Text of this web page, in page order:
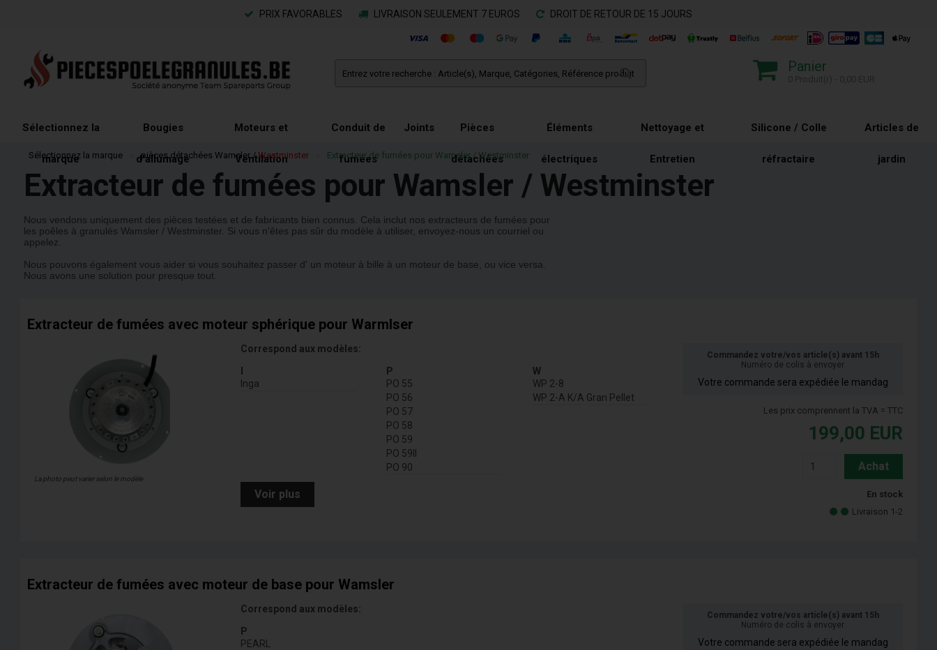
PRIX FAVORABLES LIVRAISON SEULEMENT 7 EUROS DROIT DE RETOUR DE 15 JOURS
Panier
Sélectionnez la
marque
Bougies
d'allumage
Moteurs et
Ventilation
Conduit de
fumées
Joints Pièces
détachées
Éléments
électriques
Nettoyage et
Entretien
Silicone / Colle
réfractaire
Articles de
jardin
Sélectionnez la marque pièces détachées Wamsler /Westminster Extracteur de fumées pour Wamsler / Westminster
Extracteur de fumées pour Wamsler / Westminster
Nous vendons uniquement des pièces testées et de fabricants bien connus. Cela inclut nos extracteurs de fumées pour
les poêles à granulés Wamsler / Westminster. Si vous n'êtes pas sûr du modèle à utiliser, envoyez-nous un courriel ou
appelez.
Nous pouvons également vous aider si vous souhaitez passer d' un moteur à bille à un moteur de base, ou vice versa.
Nous avons une solution pour presque tout.
Extracteur de fumées avec moteur sphérique pour Warmlser
La photo peut varier selon le modèle
Correspond aux modèles:
Inga
P
PO 55
PO 56
PO 57
PO 58
PO 59
PO 59II
PO 90
W
WP 2-8
WP 2-A K/A Gran Pellet
Voir plus
Commandez votre/vos article(s) avant 15h
Numéro de colis à envoyer
Votre commande sera expédiée le mandag
Les prix comprennent la TVA = TTC
199,00 EUR
Achat
En stock
Livraison 1-2
Extracteur de fumées avec moteur de base pour Wamsler
Correspond aux modèles:
P
PEARL
Commandez votre/vos article(s) avant 15h
Numéro de colis à envoyer
Votre commande sera expédiée le mandag